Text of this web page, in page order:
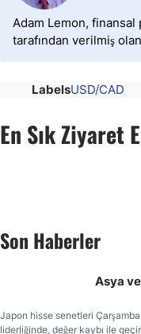
Adam Lemon, finansal
tarafından verilmiş
LabelsUSD/CAD
En Sık
Son Haberler
Asya
Japon hisse senetleri
liderliğinde, değer kaybı ile